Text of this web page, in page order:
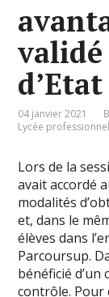
validé
d’Etat
04 janvier 2021
Lycée professionnel
Lors de la
avait accordé
modalités
et, dans le
élèves dans
Parcoursup.
bénéficié
contrôle. Pour